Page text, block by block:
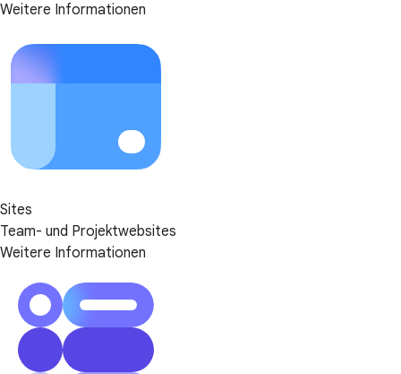
Weitere Informationen
Sites
Team- und Projektwebsites
Weitere Informationen